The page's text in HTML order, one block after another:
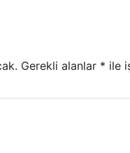
Gerekli alanlar * ile